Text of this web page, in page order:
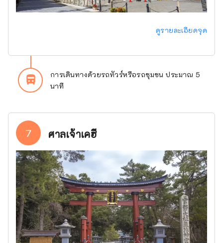
ดูรายละเอียดจุด
directions_bus_filled
การเดินทางด้วยรถทัวร์หรือรถชุมชน ประมาณ 5
นาที
7 ศาลเจ้าเคฮี